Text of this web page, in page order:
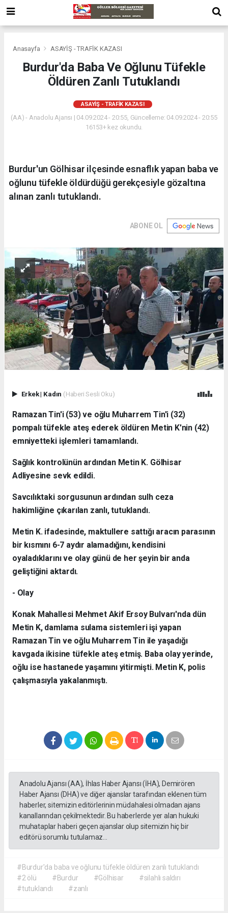
Anasayfa ASAYİŞ - TRAFİK KAZASI
Burdur'da Baba Ve Oğlunu Tüfekle
Öldüren Zanlı Tutuklandı
ASAYİŞ - TRAFİK KAZASI
(AA) - Anadolu Ajansı | 04.09.2024 - 20:55, Güncelleme: 04.09.2024 - 20:55
16153+ kez okundu.
Burdur'un Gölhisar ilçesinde esnaflık yapan baba ve
oğlunu tüfekle öldürdüğü gerekçesiyle gözaltına
alınan zanlı tutuklandı.
ABONE OL
Erkek| Kadın (Haberi Sesli Oku)
Ramazan Tin'i (53) ve oğlu Muharrem Tin'i (32)
pompalı tüfekle ateş ederek öldüren Metin K'nin (42)
emniyetteki işlemleri tamamlandı.
Sağlık kontrolünün ardından Metin K. Gölhisar
Adliyesine sevk edildi.
Savcılıktaki sorgusunun ardından sulh ceza
hakimliğine çıkarılan zanlı, tutuklandı.
Metin K. ifadesinde, maktullere sattığı aracın parasının
bir kısmını 6-7 aydır alamadığını, kendisini
oyaladıklarını ve olay günü de her şeyin bir anda
geliştiğini aktardı.
- Olay
Konak Mahallesi Mehmet Akif Ersoy Bulvarı'nda dün
Metin K, damlama sulama sistemleri işi yapan
Ramazan Tin ve oğlu Muharrem Tin ile yaşadığı
kavgada ikisine tüfekle ateş etmiş. Baba olay yerinde,
oğlu ise hastanede yaşamını yitirmişti. Metin K, polis
çalışmasıyla yakalanmıştı.
Anadolu Ajansı (AA), İhlas Haber Ajansı (İHA), Demirören
Haber Ajansı (DHA) ve diğer ajanslar tarafından eklenen tüm
haberler, sitemizin editörlerinin müdahalesi olmadan ajans
kanallarından çekilmektedir. Bu haberlerde yer alan hukuki
muhataplar haberi geçen ajanslar olup sitemizin hiç bir
editörü sorumlu tutulamaz...
#Burdur'da baba ve oğlunu tüfekle öldüren zanlı tutuklandı
#2 ölü
#Burdur #Gölhisar
#silahlı saldırı
#tutuklandı
#zanlı